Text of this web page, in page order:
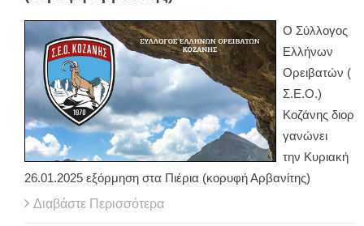
Ο Σύλλογος
Ελλήνων
Ορειβατών (
Σ.Ε.Ο.)
Κοζάνης διορ
γανώνει
την Κυριακή
26.01.2025 εξόρμηση στα Πιέρια (κορυφή Αρβανίτης)
Διαβάστε Περισσότερα